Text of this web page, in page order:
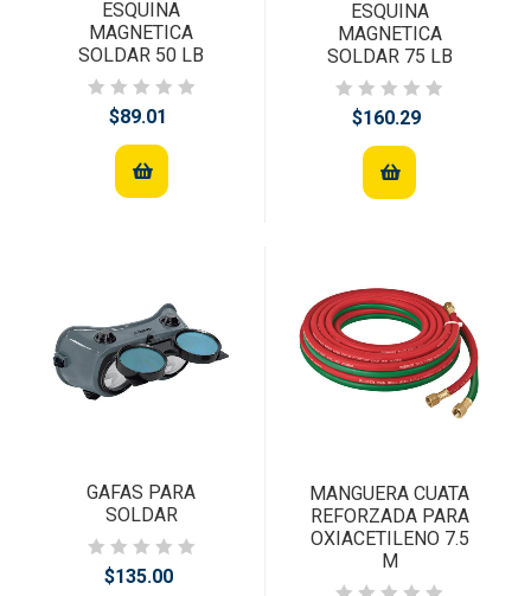
ESQUINA
MAGNETICA
SOLDAR 50 LB
$89.01
ESQUINA
MAGNETICA
SOLDAR 75 LB
$160.29
GAFAS PARA
SOLDAR
$135.00
MANGUERA CUATA
REFORZADA PARA
OXIACETILENO 7.5
M